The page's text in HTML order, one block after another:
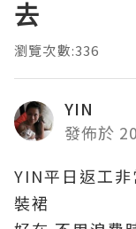
去
瀏覽次數:336
YIN
發佈於
YIN平日返工
裝裙